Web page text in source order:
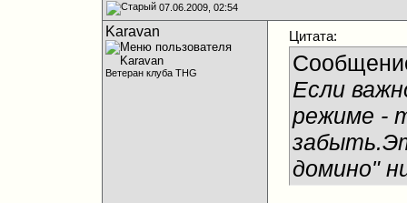
07.06.2009, 02:54
Karavan
Ветеран клуба THG
Цитата:
Если
режиме -
домино"